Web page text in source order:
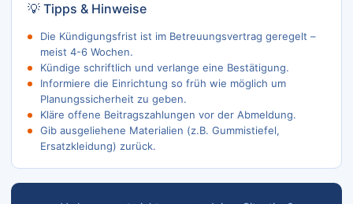
💡 Tipps & Hinweise
Die Kündigungsfrist ist im Betreuungsvertrag geregelt –
meist 4-6 Wochen.
Kündige schriftlich und verlange eine Bestätigung.
Informiere die Einrichtung so früh wie möglich um
Planungssicherheit zu geben.
Kläre offene Beitragszahlungen vor der Abmeldung.
Gib ausgeliehene Materialien (z.B. Gummistiefel,
Ersatzkleidung) zurück.